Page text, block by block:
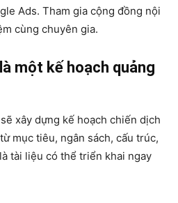
Ads. Tham gia cộng đồng nội
cùng chuyên gia.
một kế hoạch quảng
xây dựng kế hoạch chiến dịch
mục tiêu, ngân sách, cấu trúc,
tài liệu có thể triển khai ngay